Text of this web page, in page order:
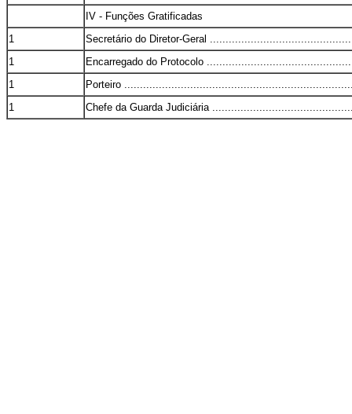
IV - Funções Gratificadas
1
Secretário do Diretor-Geral
1
Encarregado do Protocolo
1
Porteiro
1
Chefe da Guarda Judiciária